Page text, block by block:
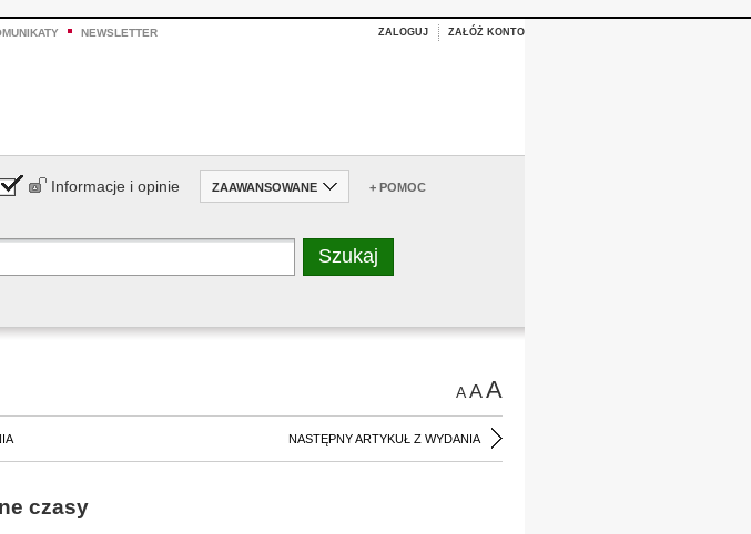
NEWSLETTER ZALOGUJ ZAŁÓŻ KONTO
Informacje i opinie ZAAWANSOWANE + POMOC
AAA
NASTĘPNY ARTYKUŁ Z WYDANIA
czasy